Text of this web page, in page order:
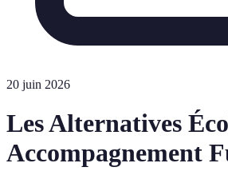
20 juin 2026
Les Alternatives
Accompagnement